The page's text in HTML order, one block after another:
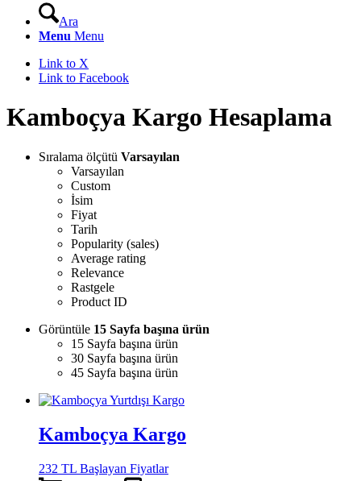
Ara
Menu Menu
Link to X
Link to Facebook
Kamboçya Kargo Hesaplama
Sıralama ölçütü Varsayılan
Varsayılan
Custom
İsim
Fiyat
Tarih
Popularity (sales)
Average rating
Relevance
Rastgele
Product ID
Görüntüle 15 Sayfa başına ürün
15 Sayfa başına ürün
30 Sayfa başına ürün
45 Sayfa başına ürün
Kamboçya Kargo
232 TL Başlayan Fiyatlar